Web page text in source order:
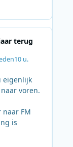
terug
10 u.
eigenlijk
voren.
FM
is